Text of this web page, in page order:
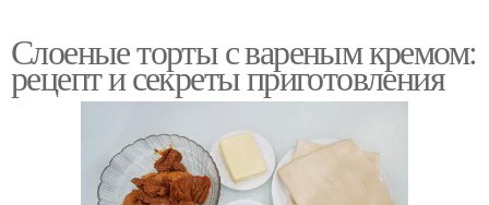
Слоеные торты с вареным кремом:
рецепт и секреты приготовления